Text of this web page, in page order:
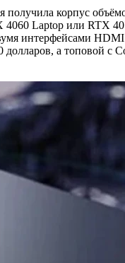
корпус
Laptop или RTX
интерфейсами
а топовой с